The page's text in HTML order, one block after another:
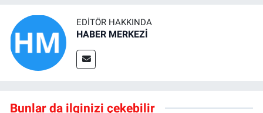
EDITÖR HAKKINDA
HABER MERKEZİ
Bunlar da ilginizi çekebilir